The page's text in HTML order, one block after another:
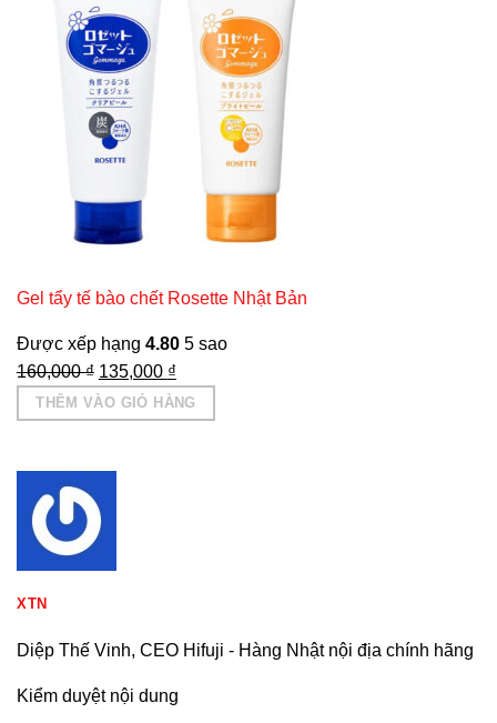
Gel tẩy tế bào chết Rosette Nhật Bản
Được xếp hạng 4.805 sao
160,000₫ Giá
gốc
là:
135,000 ₫Giá
hiện
tại
THÊM VÀO GIỎ HÀNG
XTN
Diệp Thế Vinh, CEO Hifuji - Hàng Nhật nội địa chính hãng
Kiểm duyệt nội dung